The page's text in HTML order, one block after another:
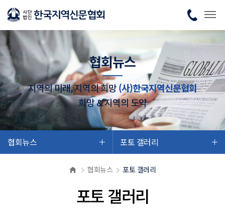
협회뉴스
지역의 미래, 지역의 희망(사)한국지역신문협회
희망 & 지역의 도약
협회뉴스 포토 갤러리
협회뉴스 포토 갤러리
포토 갤러리